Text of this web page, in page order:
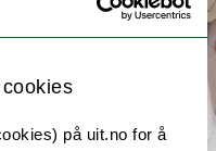
på uit.no for å